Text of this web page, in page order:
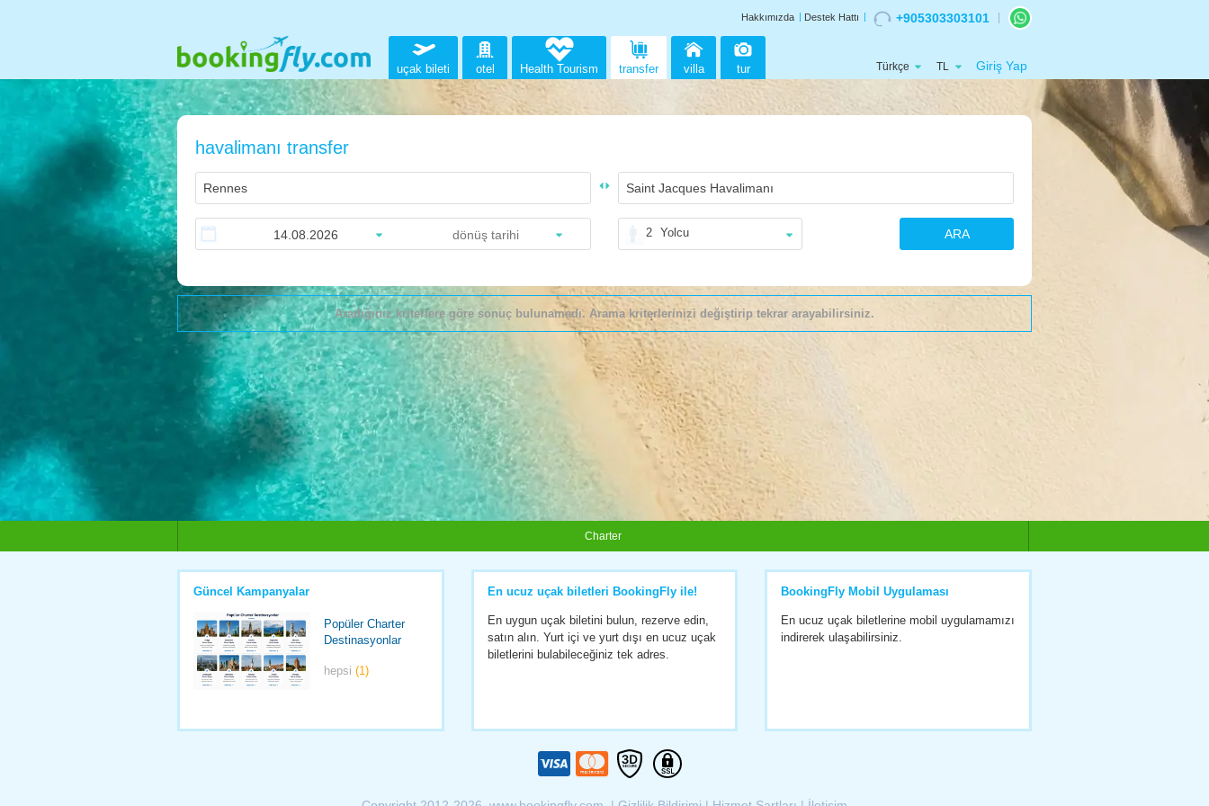
Hakkımızda Destek Hattı +905303303101
uçak bileti otel transfer villa tur
Health Tourism Türkçe TL Giriş Yap
havalimanı transfer
2 Yolcu ARA
Aradığınız kriterlere göre sonuç bulunamadı. Arama kriterlerinizi değiştirip tekrar arayabilirsiniz.
Charter
Güncel Kampanyalar
Popüler Charter
Destinasyonlar
hepsi(1)
En ucuz uçak biletleri BookingFly ile!
En uygun uçak biletini bulun, rezerve edin,
satın alın. Yurt içi ve yurt dışı en ucuz uçak
biletlerini bulabileceğiniz tek adres.
BookingFly Mobil Uygulaması
En ucuz uçak biletlerine mobil uygulamamızı
indirerek ulaşabilirsiniz.